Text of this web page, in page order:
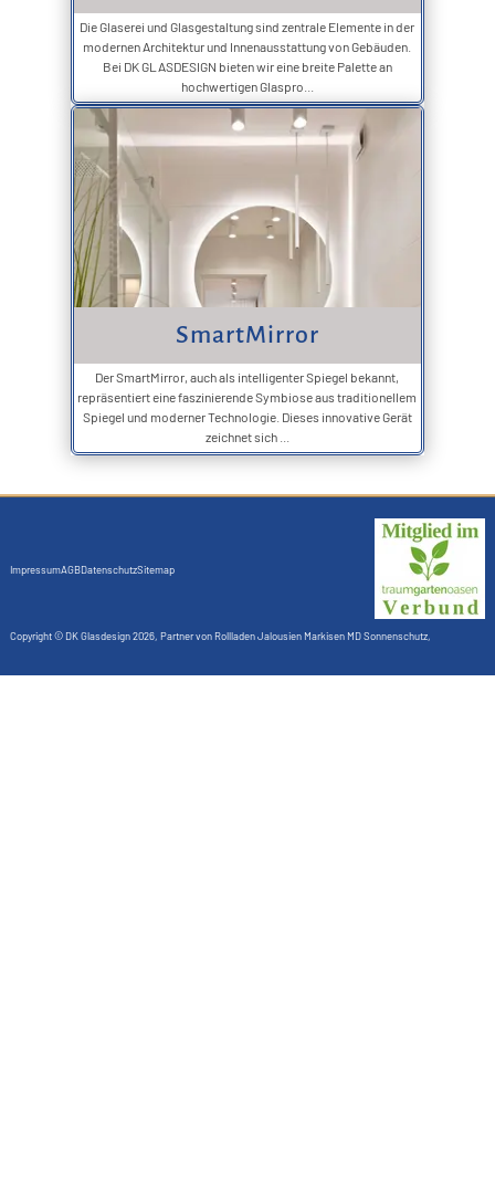
Die Glaserei und Glasgestaltung sind zentrale Elemente in der
modernen Architektur und Innenausstattung von Gebäuden.
Bei DK GLASDESIGN bieten wir eine breite Palette an
hochwertigen Glaspro...
SmartMirror
Der SmartMirror, auch als intelligenter Spiegel bekannt,
repräsentiert eine faszinierende Symbiose aus traditionellem
Spiegel und moderner Technologie. Dieses innovative Gerät
zeichnet sich ...
ImpressumAGBDatenschutzSitemap
Copyright © DK Glasdesign2026, Partner von Rollladen Jalousien Markisen MD Sonnenschutz,